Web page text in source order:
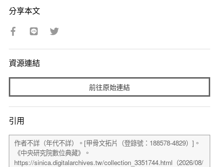
分享本文
資源連結
前往原始連結
引用